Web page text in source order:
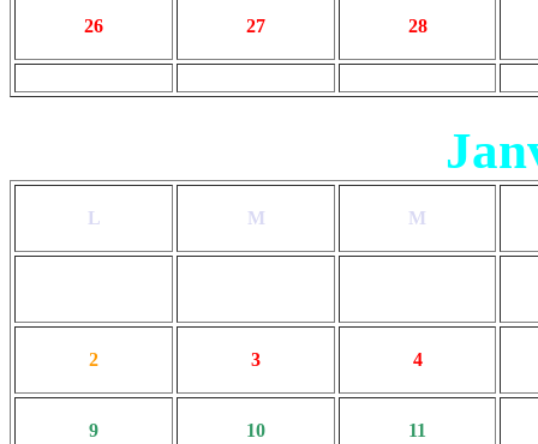
26 27 28
L M M
2 3 4
9 10 11